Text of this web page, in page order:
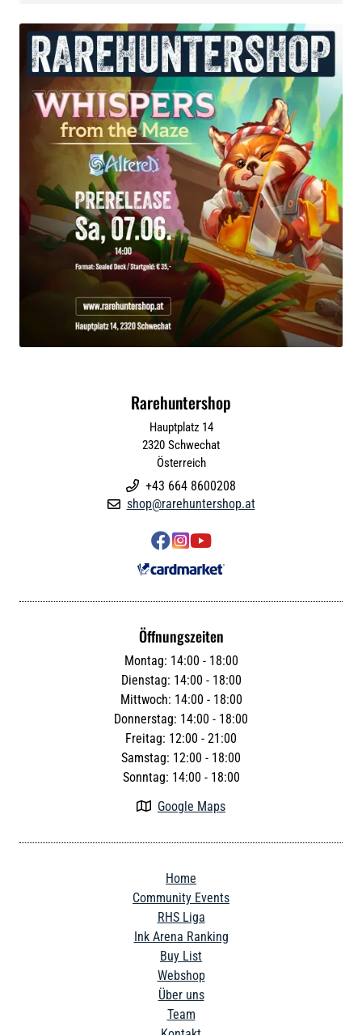
Rarehuntershop
Hauptplatz 14
2320 Schwechat
Österreich
 +43 664 8600208
 shop@rarehuntershop.at

Öffnungszeiten
Montag: 14:00 - 18:00
Dienstag: 14:00 - 18:00
Mittwoch: 14:00 - 18:00
Donnerstag: 14:00 - 18:00
Freitag: 12:00 - 21:00
Samstag: 12:00 - 18:00
Sonntag: 14:00 - 18:00
 Google Maps
Home
Community Events
RHS Liga
Ink Arena Ranking
Buy List
Webshop
Über uns
Team